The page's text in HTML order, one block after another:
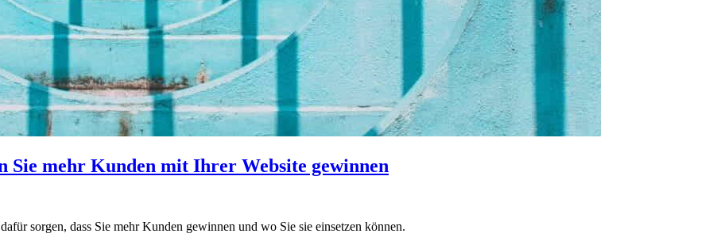
Sie mehr Kunden mit Ihrer Website gewinnen
sorgen, dass Sie mehr Kunden gewinnen und wo Sie sie einsetzen können.